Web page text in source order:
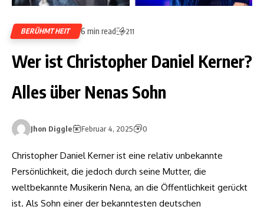
BERÜHMTHEIT 6 min read 211
Wer ist Christopher Daniel Kerner?
Alles über Nenas Sohn
Jhon Diggle Februar 4, 2025 0
Christopher Daniel Kerner ist eine relativ unbekannte
Persönlichkeit, die jedoch durch seine Mutter, die
weltbekannte Musikerin Nena, an die Öffentlichkeit gerückt
ist. Als Sohn einer der bekanntesten deutschen